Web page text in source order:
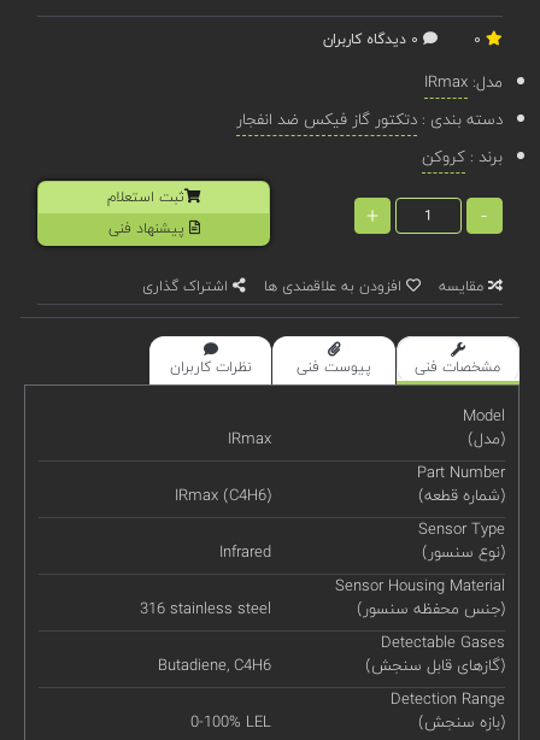
مدل:IRmax
دسته بندی :دتکتور گاز فیکس ضد انفجار
برند :کروکن
-
+
ثبت استعلام
پیشنهاد فنی
مقایسه افزودن به علاقمندی ها اشتراک گذاری
مشخصات فنی پیوست فنی نظرات کاربران
Model
(مدل)
IRmax
Part Number
(شماره قطعه)
IRmax (C4H6)
Sensor Type
(نوع سنسور)
Infrared
Sensor Housing Material
(جنس محفظه سنسور)
316 stainless steel
Detectable Gases
(گازهای قابل سنجش)
Butadiene, C4H6
Detection Range
(بازه سنجش)
0-100% LEL